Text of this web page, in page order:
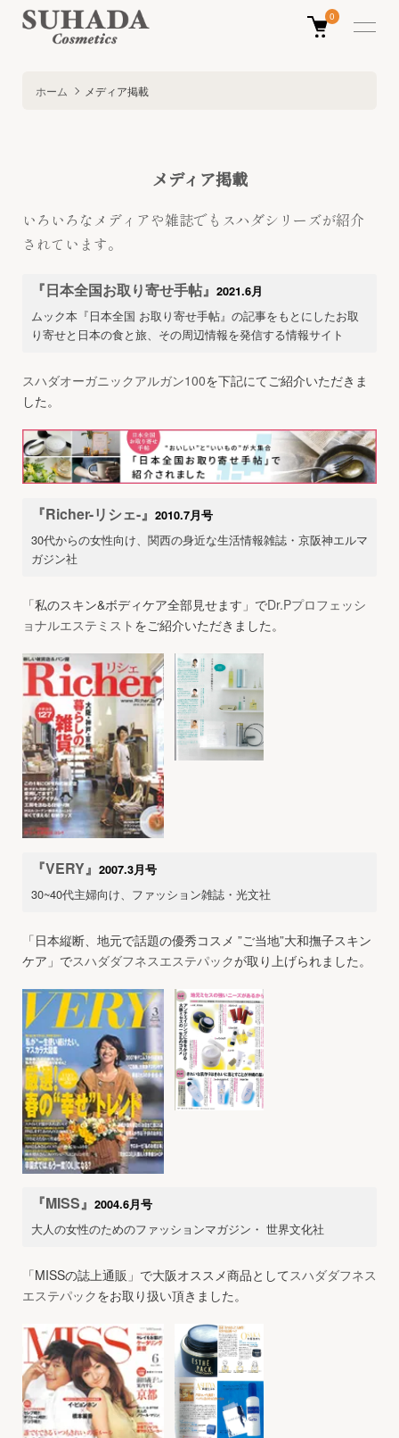
0
ホーム メディア掲載
メディア掲載
いろいろなメディアや雑誌でもスハダシリーズが紹介
されています。
『日本全国お取り寄せ手帖』 2021.6月
ムック本『日本全国 お取り寄せ手帖』の記事をもとにしたお取
り寄せと日本の食と旅、その周辺情報を発信する情報サイト
スハダオーガニックアルガン100を下記にてご紹介いただきま
した。
『Richer-リシェ-』 2010.7月号
30代からの女性向け、関西の身近な生活情報雑誌・京阪神エルマ
ガジン社
「私のスキン&ボディケア全部見せます」でDr.Pプロフェッシ
ョナルエステミスト をご紹介いただきました。
『VERY』 2007.3月号
30~40代主婦向け、ファッション雑誌・光文社
「日本縦断、地元で話題の優秀コスメ ”ご当地”大和撫子スキン
ケア」でスハダダフネスエステパックが取り上げられました。
『MISS』 2004.6月号
大人の女性のためのファッションマガジン・ 世界文化社
「MISSの誌上通販」で大阪オススメ商品としてスハダダフネス
エステパックをお取り扱い頂きました。